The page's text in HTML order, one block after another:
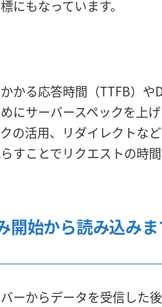
にもなっています。
かる応答時間（TTFB）や
にサーバースペックを上
の活用、リダイレクトな
すことでリクエストの時
始から読み込み
ーからデータを受信した後